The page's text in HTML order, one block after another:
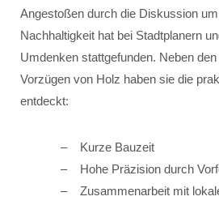
Angestoßen durch die Diskussion
Nachhaltigkeit hat bei Stadtplanern
Umdenken stattgefunden. Neben
Vorzügen von Holz haben sie die
entdeckt:
Kurze Bauzeit
Hohe Präzision durch
Zusammenarbeit mit